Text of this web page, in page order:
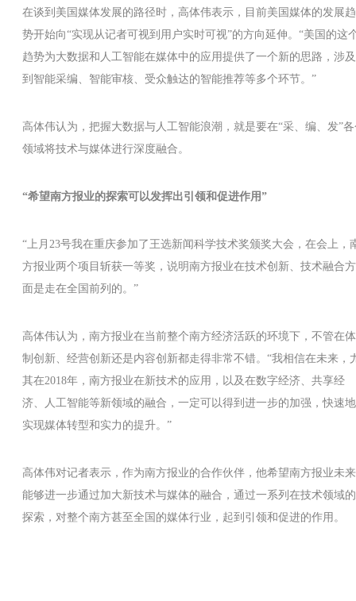
在谈到美国媒体发展的路径时，高体伟表示，目前美国媒体的发展趋
势开始向“实现从记者可视到用户实时可视”的方向延伸。“美国的这
趋势为大数据和人工智能在媒体中的应用提供了一个新的思路，涉及
到智能采编、智能审核、受众触达的智能推荐等多个环节。”
高体伟认为，把握大数据与人工智能浪潮，就是要在“采、编、发”
领域将技术与媒体进行深度融合。
“希望南方报业的探索可以发挥出引领和促进作用”
“上月23号我在重庆参加了王选新闻科学技术奖颁奖大会，在会上，
方报业两个项目斩获一等奖，说明南方报业在技术创新、技术融合方
面是走在全国前列的。”
高体伟认为，南方报业在当前整个南方经济活跃的环境下，不管在体
制创新、经营创新还是内容创新都走得非常不错。“我相信在未来，
其在2018年，南方报业在新技术的应用，以及在数字经济、共享经
济、人工智能等新领域的融合，一定可以得到进一步的加强，快速地
实现媒体转型和实力的提升。”
高体伟对记者表示，作为南方报业的合作伙伴，他希望南方报业未来
能够进一步通过加大新技术与媒体的融合，通过一系列在技术领域的
探索，对整个南方甚至全国的媒体行业，起到引领和促进的作用。